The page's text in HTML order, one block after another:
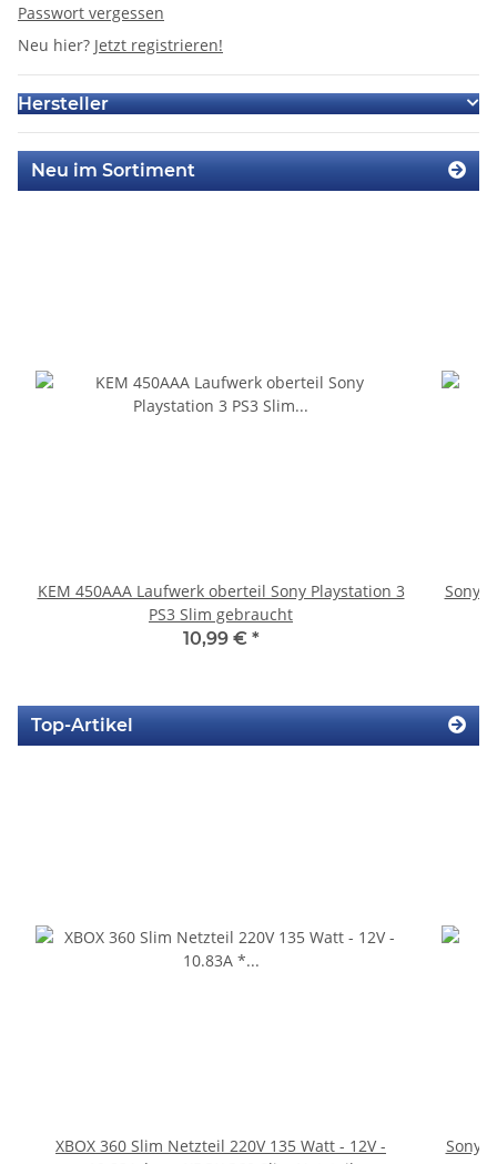
Passwort vergessen
Neu hier? Jetzt registrieren!
Hersteller
Neu im Sortiment
KEM 450AAA Laufwerk oberteil Sony Playstation 3
PS3 Slim gebraucht
10,99 € *
Sony
Top-Artikel
XBOX 360 Slim Netzteil 220V 135 Watt - 12V -
Sony